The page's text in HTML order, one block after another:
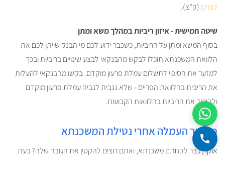
לצרכן (ק"צ).
שיטה חמישית - איזון ריביות במהלך משא ומתן
בסוף המשא ומתן על הריביות, כשכבר ידוע לכם מי הבנק שייתן לכם את
הלוואת המשכנתא תוכלו לבקש מהבנקאי לבצע שינויים בריביות ובכך
למזער את הסיכוי לתשלום עמלת פרעון מוקדם. בקשו מהבנקאי להעלות
את הריבית בהלוואת הפריים - שלא נגבית לגביה עמלת פרעון מוקדם
ולהוריד את הריביות בהלוואות הקבועות.
מיזעור העמלה אחרי נטילת המשכנתא
אוקיי, כבר לקחתם משכנתא, ואתם רוצים להקטין את הגובה שלה? כעת